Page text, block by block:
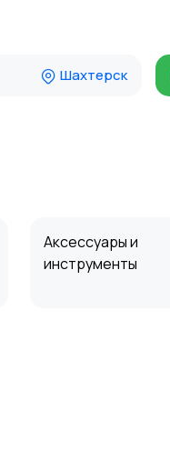
Шахтерск
Аксессуары и
инструменты